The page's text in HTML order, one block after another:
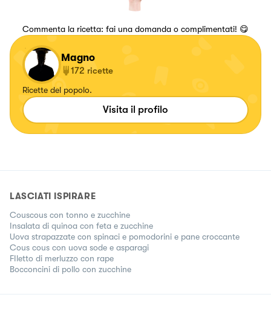
Commenta la ricetta: fai una domanda o complimentati! 😋
Magno
172 ricette
Ricette del popolo.
Visita il profilo
LASCIATI ISPIRARE
Couscous con tonno e zucchine
Insalata di quinoa con feta e zucchine
Uova strapazzate con spinaci e pomodorini e pane croccante
Cous cous con uova sode e asparagi
FIletto di merluzzo con rape
Bocconcini di pollo con zucchine